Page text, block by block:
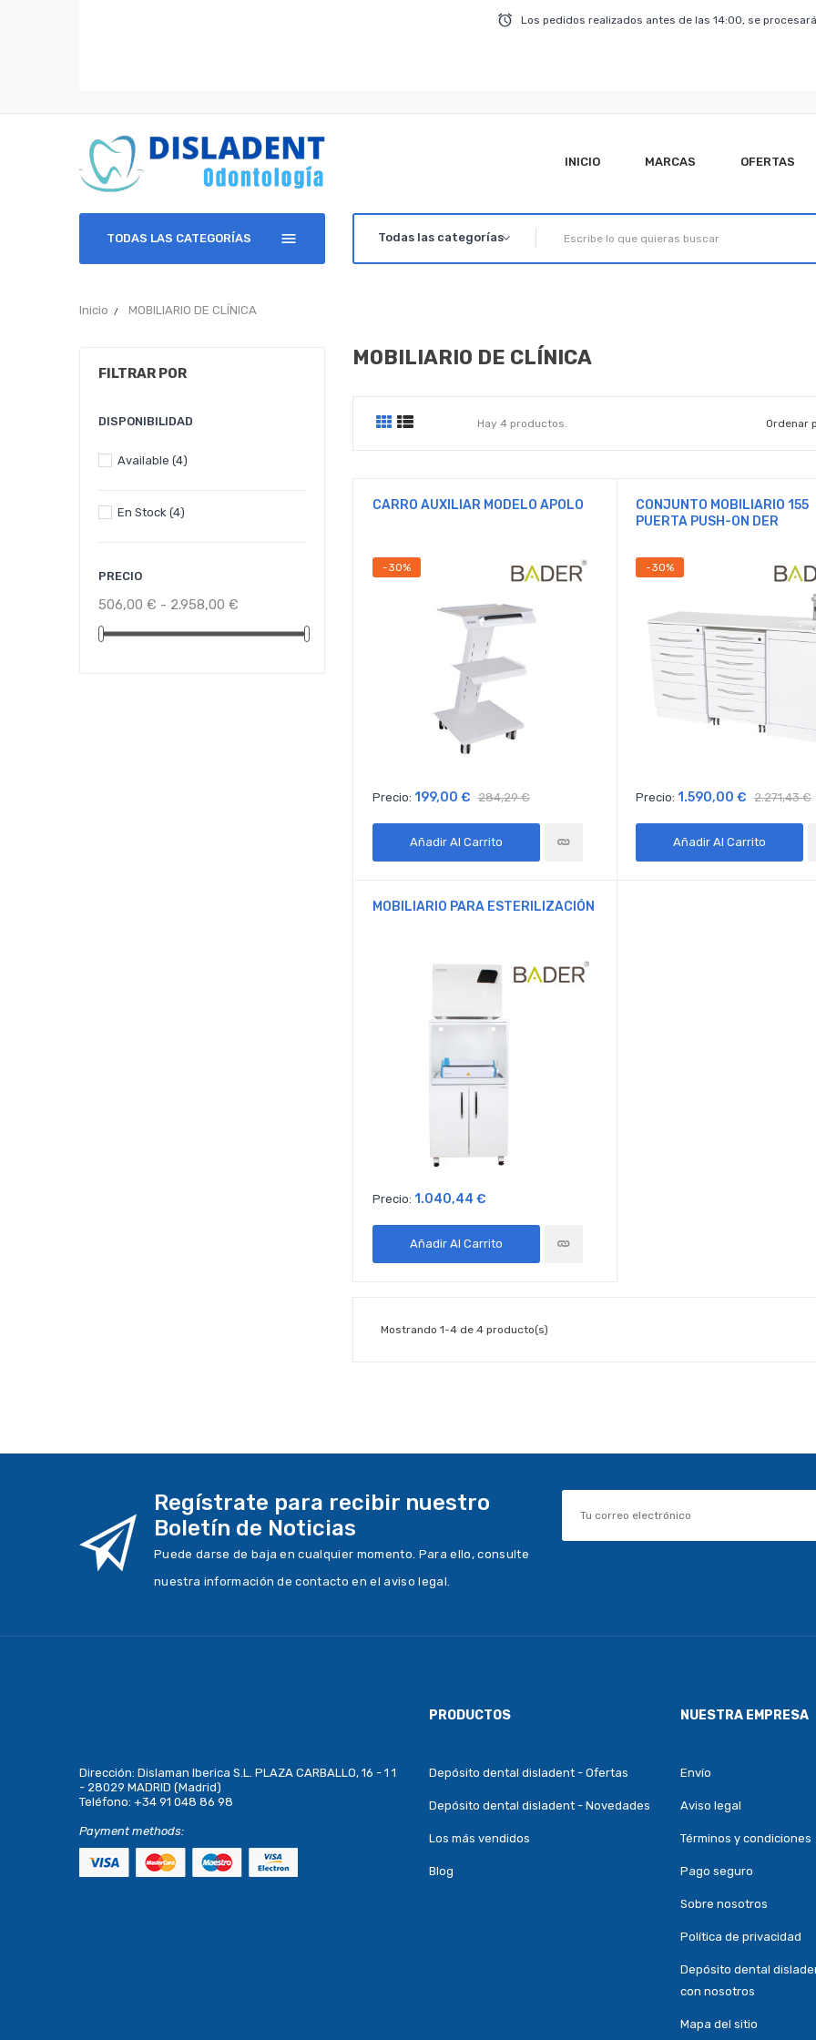
Los pedidos realizados antes de las 14:00, se
INICIO MARCAS OFERTAS
TODAS LAS CATEGORÍAS
Inicio MOBILIARIO DE CLÍNICA
FILTRAR POR
DISPONIBILIDAD
Available (4)
En Stock (4)
PRECIO
506,00 € - 2.958,00 €
MOBILIARIO DE CLÍNICA
Hay 4 productos. Ordenar
CARRO AUXILIAR MODELO APOLO
-30%
Precio: 199,00 € 284,29 €
Añadir Al Carrito
CONJUNTO MOBILIARIO 155
PUERTA PUSH-ON DER
-30%
Precio: 1.590,00 € 2.271,43 €
Añadir Al Carrito
MOBILIARIO PARA ESTERILIZACIÓN
Precio: 1.040,44 €
Añadir Al Carrito
Mostrando 1-4 de 4 producto(s)
Regístrate para recibir nuestro
Boletín de Noticias
Puede darse de baja en cualquier momento. Para ello, consulte
nuestra información de contacto en el aviso legal.
Dirección: Dislaman Iberica S.L. PLAZA CARBALLO, 16 - 1 1
- 28029 MADRID (Madrid)
Teléfono: +34 91 048 86 98
Payment methods:
PRODUCTOS
Depósito dental disladent - Ofertas
Depósito dental disladent - Novedades
Los más vendidos
Blog
NUESTRA EMPRESA
Envío
Aviso legal
Términos y condiciones
Pago seguro
Sobre nosotros
Política de privacidad
Depósito dental
con nosotros
Mapa del sitio